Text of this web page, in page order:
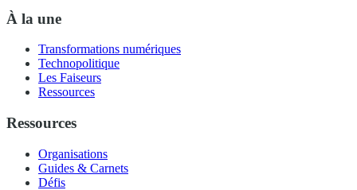
À la une
Transformations numériques
Technopolitique
Les Faiseurs
Ressources
Ressources
Organisations
Guides & Carnets
Défis